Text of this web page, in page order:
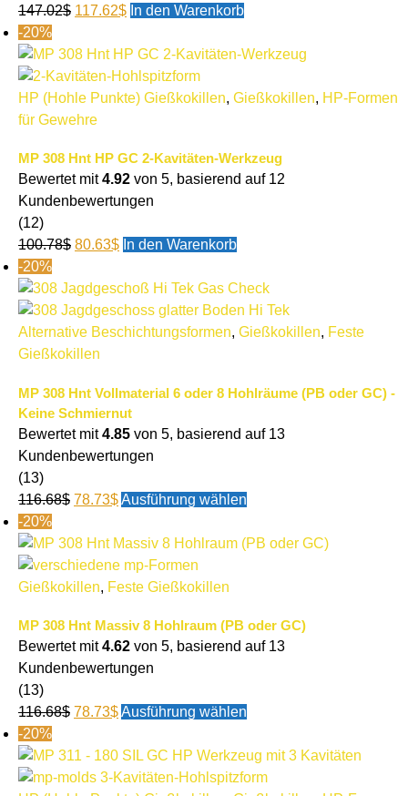
147.02$ 117.62$ In den Warenkorb
-20%
HP (Hohle Punkte) Gießkokillen, Gießkokillen, HP-Formen
für Gewehre
MP 308 Hnt HP GC 2-Kavitäten-Werkzeug
Bewertet mit4.92 von 5, basierend auf 12
Kundenbewertungen
(12)
100.78$ 80.63$ In den Warenkorb
-20%
Alternative Beschichtungsformen, Gießkokillen, Feste
Gießkokillen
MP 308 Hnt Vollmaterial 6 oder 8 Hohlräume (PB oder GC) -
Keine Schmiernut
Bewertet mit4.85 von 5, basierend auf 13
Kundenbewertungen
(13)
116.68$ 78.73$Ausführung wählen
-20%
Gießkokillen, Feste Gießkokillen
MP 308 Hnt Massiv 8 Hohlraum (PB oder GC)
Bewertet mit4.62 von 5, basierend auf 13
Kundenbewertungen
(13)
116.68$ 78.73$Ausführung wählen
-20%